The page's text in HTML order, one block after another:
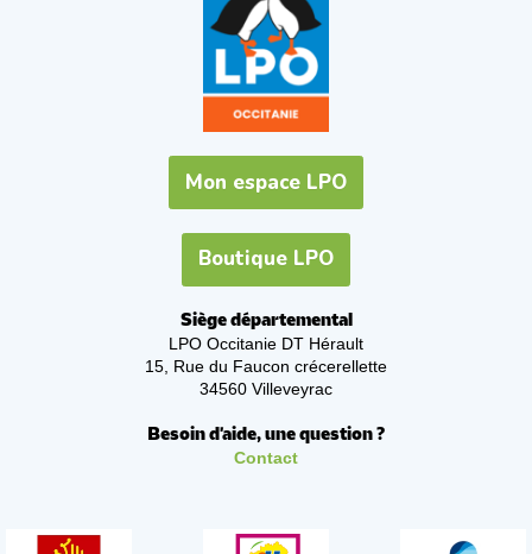
Mon espace LPO
Boutique LPO
Siège départemental
LPO Occitanie DT Hérault
15, Rue du Faucon crécerellette
34560 Villeveyrac
Besoin d'aide, une question ?
Contact